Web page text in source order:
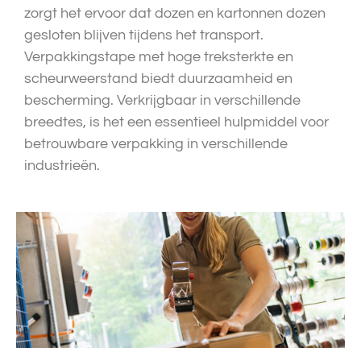
zorgt het ervoor dat dozen en kartonnen dozen
gesloten blijven tijdens het transport.
Verpakkingstape met hoge treksterkte en
scheurweerstand biedt duurzaamheid en
bescherming. Verkrijgbaar in verschillende
breedtes, is het een essentieel hulpmiddel voor
betrouwbare verpakking in verschillende
industrieën.